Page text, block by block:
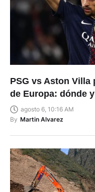
PSG vs Aston Villa
de Europa: dónde
agosto 6, 10:16 AM
By Martin Alvarez